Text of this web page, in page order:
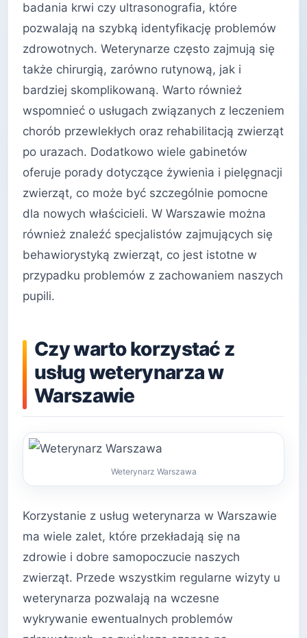
badania krwi czy ultrasonografia, które
pozwalają na szybką identyfikację problemów
zdrowotnych. Weterynarze często zajmują się
także chirurgią, zarówno rutynową, jak i
bardziej skomplikowaną. Warto również
wspomnieć o usługach związanych z leczeniem
chorób przewlekłych oraz rehabilitacją zwierząt
po urazach. Dodatkowo wiele gabinetów
oferuje porady dotyczące żywienia i pielęgnacji
zwierząt, co może być szczególnie pomocne
dla nowych właścicieli. W Warszawie można
również znaleźć specjalistów zajmujących się
behawiorystyką zwierząt, co jest istotne w
przypadku problemów z zachowaniem naszych
pupili.
Czy warto korzystać z
usług weterynarza w
Warszawie
Weterynarz Warszawa
Korzystanie z usług weterynarza w Warszawie
ma wiele zalet, które przekładają się na
zdrowie i dobre samopoczucie naszych
zwierząt. Przede wszystkim regularne wizyty u
weterynarza pozwalają na wczesne
wykrywanie ewentualnych problemów